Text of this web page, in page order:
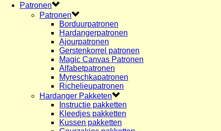
Patronen
Patronen
Borduurpatronen
Hardangerpatronen
Ajourpatronen
Gerstenkorrel patronen
Magic Canvas Patronen
Alfabetpatronen
Myreschkapatronen
Richelieupatronen
Hardanger Pakketen
Instructie pakketten
Kleedjes pakketten
Kussen pakketten